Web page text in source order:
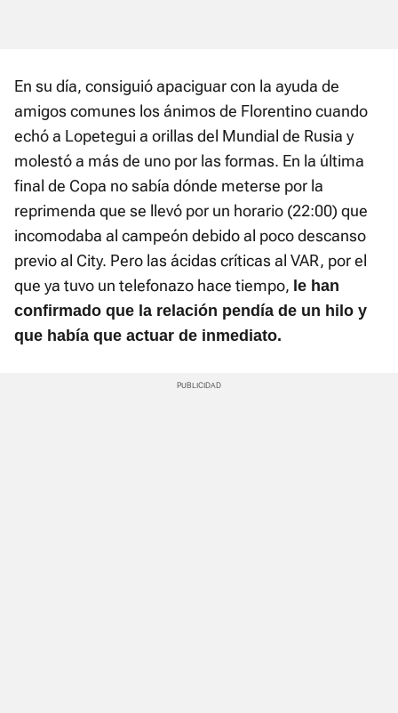
En su día, consiguió apaciguar con la ayuda de
amigos comunes los ánimos de Florentino cuando
echó a Lopetegui a orillas del Mundial de Rusia y
molestó a más de uno por las formas. En la última
final de Copa no sabía dónde meterse por la
reprimenda que se llevó por un horario (22:00) que
incomodaba al campeón debido al poco descanso
previo al City. Pero las ácidas críticas al VAR, por el
que ya tuvo un telefonazo hace tiempo, le han
confirmado que la relación pendía de un hilo y
que había que actuar de inmediato.